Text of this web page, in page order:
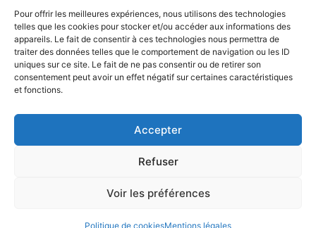
Pour offrir les meilleures expériences, nous utilisons des technologies
telles que les cookies pour stocker et/ou accéder aux informations des
appareils. Le fait de consentir à ces technologies nous permettra de
traiter des données telles que le comportement de navigation ou les ID
uniques sur ce site. Le fait de ne pas consentir ou de retirer son
consentement peut avoir un effet négatif sur certaines caractéristiques
et fonctions.
Accepter
Refuser
Voir les préférences
Politique de cookiesMentions légales
Nos CGV
– Création de site web